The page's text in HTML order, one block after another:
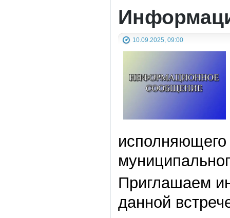
10.09.2025, 09:00
исполняющего
Приглашаем
данной